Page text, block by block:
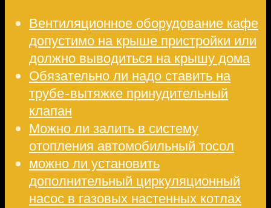
Вентиляционное оборудование кафе
допустимо на крыше пристройки или
должно выводиться на крышу дома
Обязательно ли надо ставить на
трубе-вытяжке принудительный
клапан
Можно ли залить в систему
отопления автомобильный тосол
можно ли установить
дополнительный циркуляционный
насос в газовых настенных котлах